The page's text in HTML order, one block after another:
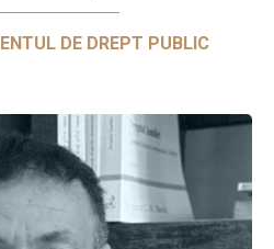
DE DREPT PUBLIC